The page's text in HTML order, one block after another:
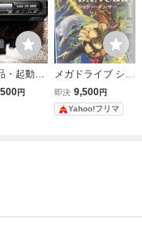
・起動確
MD セガ
円
メガドライブ シャ
ドー・ダンサー S
HADOW DANCE
R 箱・説明書付き
即決 9,500円
Yahoo!フリマ